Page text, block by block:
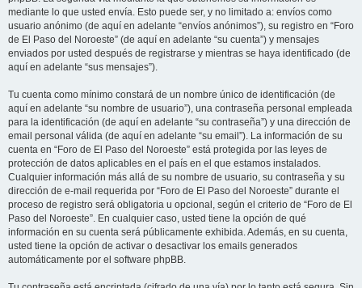
mediante lo que usted envía. Esto puede ser, y no limitado a: envíos como
usuario anónimo (de aquí en adelante “envíos anónimos”), su registro en “Foro
de El Paso del Noroeste” (de aquí en adelante “su cuenta”) y mensajes
enviados por usted después de registrarse y mientras se haya identificado (de
aquí en adelante “sus mensajes”).
Tu cuenta como mínimo constará de un nombre único de identificación (de
aquí en adelante “su nombre de usuario”), una contraseña personal empleada
para la identificación (de aquí en adelante “su contraseña”) y una dirección de
email personal válida (de aquí en adelante “su email”). La información de su
cuenta en “Foro de El Paso del Noroeste” está protegida por las leyes de
protección de datos aplicables en el país en el que estamos instalados.
Cualquier información más allá de su nombre de usuario, su contraseña y su
dirección de e-mail requerida por “Foro de El Paso del Noroeste” durante el
proceso de registro será obligatoria u opcional, según el criterio de “Foro de El
Paso del Noroeste”. En cualquier caso, usted tiene la opción de qué
información en su cuenta será públicamente exhibida. Además, en su cuenta,
usted tiene la opción de activar o desactivar los emails generados
automáticamente por el software phpBB.